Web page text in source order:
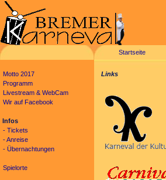
Startseite
Motto 2017
Programm
Livestream & WebCam
Wir auf Facebook
Infos
- Tickets
- Anreise
- Übernachtungen
Spielorte
Links